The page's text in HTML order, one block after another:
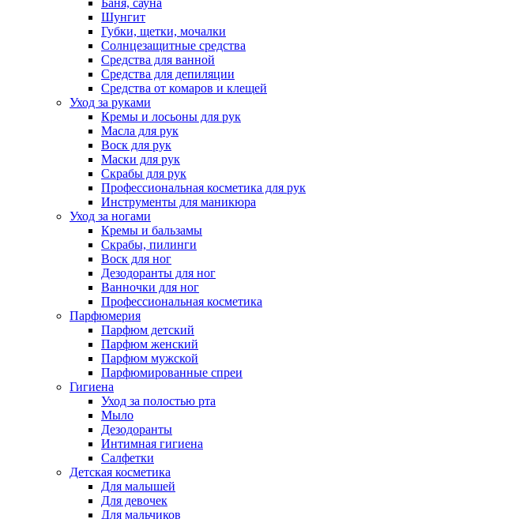
Баня, сауна
Шунгит
Губки, щетки, мочалки
Солнцезащитные средства
Средства для ванной
Средства для депиляции
Средства от комаров и клещей
Уход за руками
Кремы и лосьоны для рук
Масла для рук
Воск для рук
Маски для рук
Скрабы для рук
Профессиональная косметика для рук
Инструменты для маникюра
Уход за ногами
Кремы и бальзамы
Скрабы, пилинги
Воск для ног
Дезодоранты для ног
Ванночки для ног
Профессиональная косметика
Парфюмерия
Парфюм детский
Парфюм женский
Парфюм мужской
Парфюмированные спреи
Гигиена
Уход за полостью рта
Мыло
Дезодоранты
Интимная гигиена
Салфетки
Детская косметика
Для малышей
Для девочек
Для мальчиков